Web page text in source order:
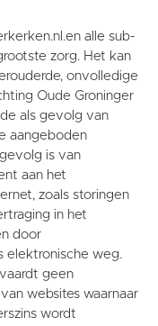
alle sub-
zorg. Het kan
onvolledige
Oude Groninger
als gevolg van
aangeboden
is van
aan het
zoals storingen
in het
door
elektronische weg.
geen
websites waarnaar
wordt